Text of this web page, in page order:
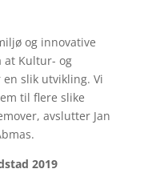
og innovative
at Kultur- og
slik utvikling. Vi
til flere slike
avslutter Jan
2019